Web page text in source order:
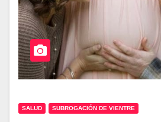
SALUD SUBROGACIÓN DE VIENTRE